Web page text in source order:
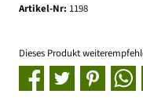
Artikel-Nr: 1198
Dieses Produkt